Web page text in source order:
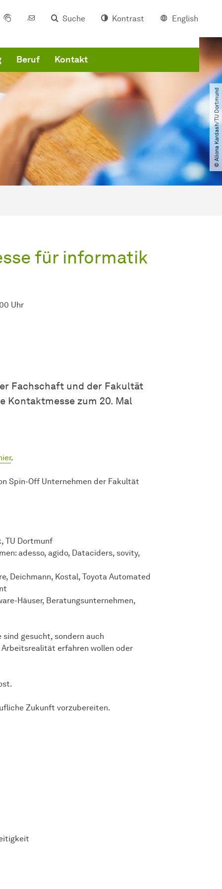
Suche Kontrast English
Beruf Kontakt
© Aliona Kardash​/​TU Dortmund
für informatik
Uhr
Fachschaft und der Fakultät
Kontaktmesse zum 20. Mal
.
Spin-Off Unternehmen der Fakultät
TU Dortmunf
adesso, agido, Dataciders, sovity,
Deichmann, Kostal, Toyota Automated
Häuser, Beratungsunternehmen,
gesucht, sondern auch
erfahren wollen oder
Zukunft vorzubereiten.